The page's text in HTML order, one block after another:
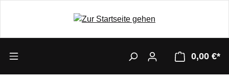
0,00 €*